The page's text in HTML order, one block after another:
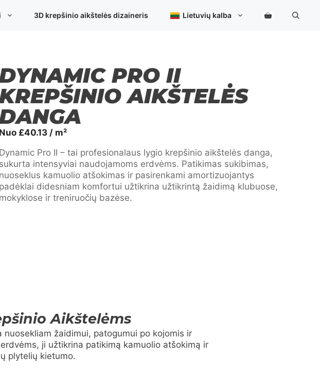
3D krepšinio aikštelės dizaineris Lietuvių kalba
PRO II
AIKŠTELĖS
Nuo £40.13 / m²
Dynamic Pro II – tai profesionalaus lygio krepšinio aikštelės danga,
sukurta intensyviai naudojamoms erdvėms. Patikimas sukibimas,
nuoseklus kamuolio atšokimas ir pasirenkami amortizuojantys
padėklai didesniam komfortui užtikrina užtikrintą žaidimą klubuose,
mokyklose ir treniruočių bazėse.
Aikštelėms
žaidimui, patogumui po kojomis ir
ji užtikrina patikimą kamuolio atšokimą ir
plytelių kietumo.